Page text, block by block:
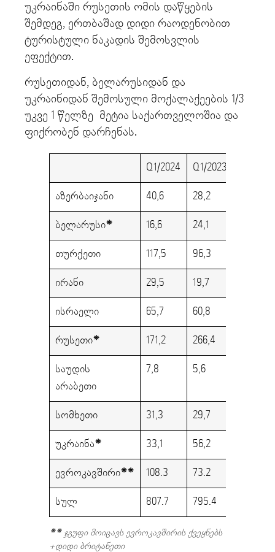
უკრაინაში რუსეთის ომის დაწყების
შემდეგ, ერთბაშად დიდი რაოდენობით
ტურისტული ნაკადის შემოსვლის
ეფექტით.
რუსეთიდან, ბელარუსიდან და
უკრაინიდან შემოსული მოქალაქეების 1/3
უკვე 1 წელზე მეტია საქართველოშია და
ფიქრობენ დარჩენას.
Q1/2024 Q1/2023
აზერბაიჯანი 40,6 28,2
ბელარუსი* 16,6 24,1
თურქეთი 117,5 96,3
ირანი 29,5 19,7
ისრაელი 65,7 60,8
რუსეთი* 171,2 266,4
საუდის
არაბეთი
7,8 5,6
სომხეთი 31,3 29,7
უკრაინა* 33,1 56,2
ევროკავშირი** 108.3 73.2
სულ 807.7 795.4
**ჯგუფი მოიცავს ევროკავშირის ქვეყნებს
+დიდი ბრიტანეთი